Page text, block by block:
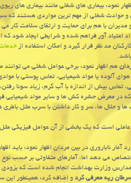
نمود: بیماری های شغلی مانند بیماری های
حوادث شغلی از مهم ترین مواردی هستند که
با هم برای حمایت و ارتقای سلامت کار
آور فراهم شده و شرایطی ایجاد شود که
مد نظر قرار گیرد و امکان استفاده از
هم اظهار نمود: برخی عوامل شغلی می
آلوده یا مواد شیمیایی، تماس پوستی با
تماس بیش از اندازه با آب گرم، زیاد سونا
معرض حشره کش ها و سایر مواد شیمیایی قرار
و حلال ها، سر و کار داشتن با سرب مثل باطری
است که یک بخشی از آن عوامل فیزیکی
آمار ناباروری در بین مردان اظهار نمود: باید
را به خود اختصاص می دهد اما، آمارهای متفاوتی بر
مدارس وزارت بهداشت انجام شده است که
ریه معرفی کرد و اضافه کرد: همینطور این